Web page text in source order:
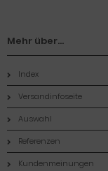
Mehr über...
Index
Versandinfoseite
Auswahl
Referenzen
Kundenmeinungen